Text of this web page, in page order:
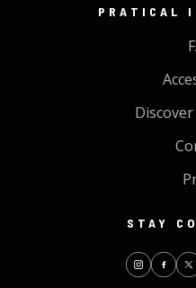
PRATICAL
STAY